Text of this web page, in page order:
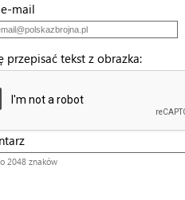
mail
przepisać tekst z obrazka: